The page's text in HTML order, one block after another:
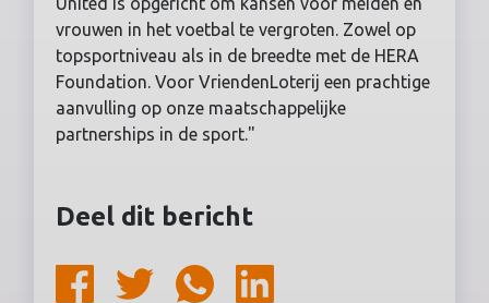
vrouwen in het voetbal te vergroten. Zowel op
topsportniveau als in de breedte met de HERA
Foundation. Voor VriendenLoterij een prachtige
aanvulling op onze maatschappelijke
partnerships in de sport."
Deel dit bericht